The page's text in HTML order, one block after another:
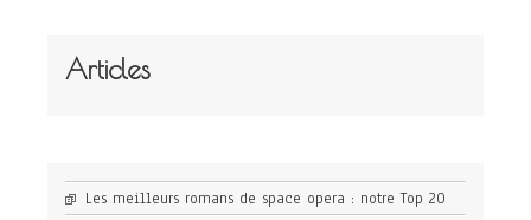
Articles
Les meilleurs romans de space opera : notre Top 20